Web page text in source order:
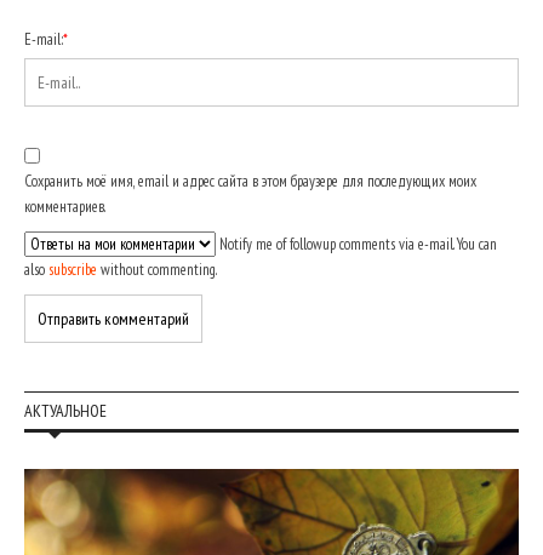
E-mail:*
Сохранить моё имя, email и адрес сайта в этом браузере для последующих моих
комментариев.
Notify me of followup comments via e-mail. You can
also subscribe without commenting.
АКТУАЛЬНОЕ